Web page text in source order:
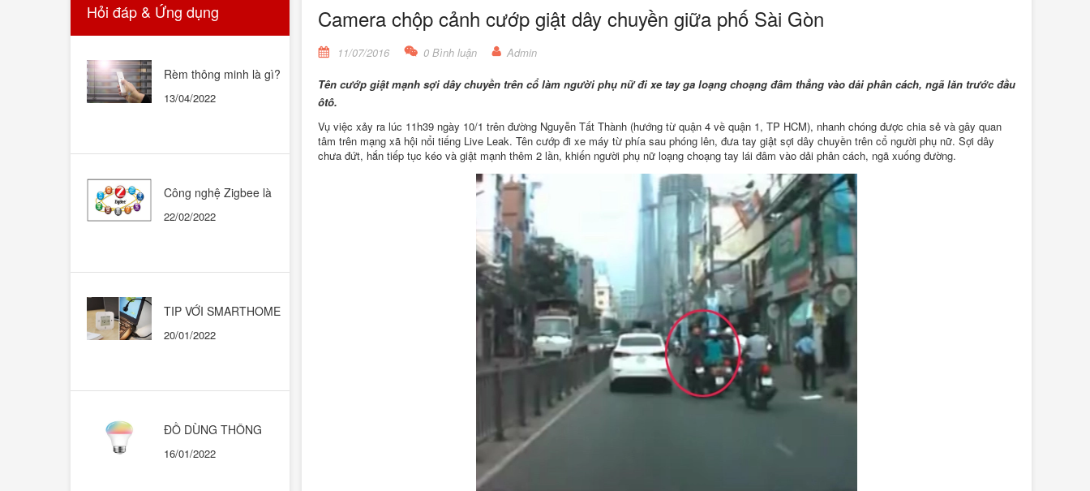
Hỏi đáp & Ứng dụng
Rèm thông minh là gì?
không? Có nên mua
13/04/2022
Công nghệ Zigbee là
những ngôi nhà thông
22/02/2022
TIP VỚI SMARTHOME
GOOGLE HOME
20/01/2022
ĐỒ DÙNG THÔNG
DÙNG CÁI NÀO?
16/01/2022
Camera chộp cảnh cướp giật dây chuyền giữa phố Sài Gòn
11/07/2016 0 Bình luận Admin
Tên cướp giật mạnh sợi dây chuyền trên cổ làm người phụ nữ đi xe tay ga loạng choạng đâm thẳng vào dải phân cách, ngã lăn trước đầu
ôtô.
Vụ việc xảy ra lúc 11h39 ngày 10/1 trên đường Nguyễn Tất Thành (hướng từ quận 4 về quận 1, TP HCM), nhanh chóng được chia sẻ và gây quan
tâm trên mạng xã hội nổi tiếng Live Leak. Tên cướp đi xe máy từ phía sau phóng lên, đưa tay giật sợi dây chuyền trên cổ người phụ nữ. Sợi dây
chưa đứt, hắn tiếp tục kéo và giật mạnh thêm 2 lần, khiến người phụ nữ loạng choạng tay lái đâm vào dải phân cách, ngã xuống đường.